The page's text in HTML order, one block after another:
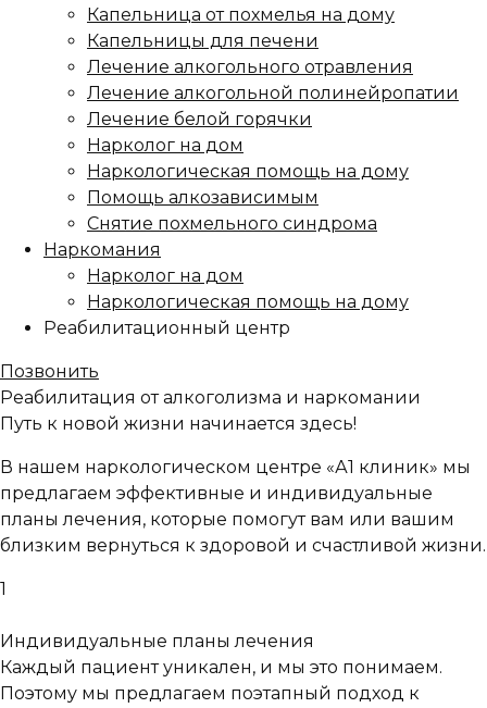
Капельница от похмелья на дому
Капельницы для печени
Лечение алкогольного отравления
Лечение алкогольной полинейропатии
Лечение белой горячки
Нарколог на дом
Наркологическая помощь на дому
Помощь алкозависимым
Снятие похмельного синдрома
Наркомания
Нарколог на дом
Наркологическая помощь на дому
Реабилитационный центр
Позвонить
Реабилитация от алкоголизма и наркомании
Путь к новой жизни начинается здесь!
В нашем наркологическом центре «А1 клиник» мы
предлагаем эффективные и индивидуальные
планы лечения, которые помогут вам или вашим
близким вернуться к здоровой и счастливой жизни.
1
Индивидуальные планы лечения
Каждый пациент уникален, и мы это понимаем.
Поэтому мы предлагаем поэтапный подход к